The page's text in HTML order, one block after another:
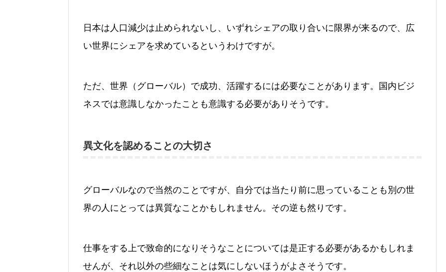
日本は人口減少は止められないし、いずれシェアの取り合いに限界が来るので、広
い世界にシェアを求めているというわけですが。
ただ、世界（グローバル）で成功、活躍するには必要なことがあります。国内ビジ
ネスでは意識しなかったことも意識する必要がありそうです。
異文化を認めることの大切さ
グローバルなので当然のことですが、自分では当たり前に思っていることも別の世
界の人にとっては異質なことかもしれません。その逆も然りです。
仕事をする上で致命的になりそうなことについては是正する必要があるかもしれま
せんが、それ以外の些細なことは気にしないほうがよさそうです。